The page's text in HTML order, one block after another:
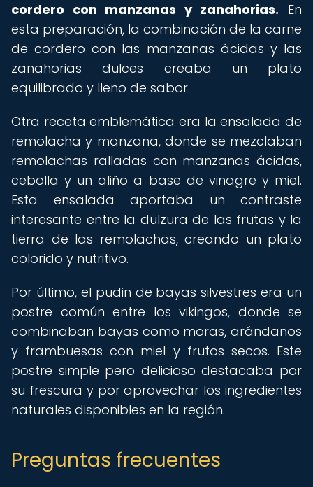
cordero con manzanas y zanahorias. En
esta preparación, la combinación de la carne
de cordero con las manzanas ácidas y las
zanahorias dulces creaba un plato
equilibrado y lleno de sabor.
Otra receta emblemática era la ensalada de
remolacha y manzana, donde se mezclaban
remolachas ralladas con manzanas ácidas,
cebolla y un aliño a base de vinagre y miel.
Esta ensalada aportaba un contraste
interesante entre la dulzura de las frutas y la
tierra de las remolachas, creando un plato
colorido y nutritivo.
Por último, el pudin de bayas silvestres era un
postre común entre los vikingos, donde se
combinaban bayas como moras, arándanos
y frambuesas con miel y frutos secos. Este
postre simple pero delicioso destacaba por
su frescura y por aprovechar los ingredientes
naturales disponibles en la región.
Preguntas frecuentes